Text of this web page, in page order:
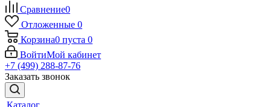
Сравнение0
Отложенные 0
Корзина0 пуста 0
ВойтиМой кабинет
+7 (499) 288-87-76
Заказать звонок
Каталог